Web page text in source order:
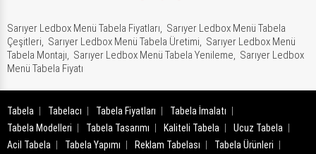
Sarıyer Ledbox Menü Tabela Fiyatları, Sarıyer Ledbox Menü Tabela
Çeşitleri, Sarıyer Ledbox Menü Tabela Üretimi, Sarıyer Ledbox Menü
Tabela Montajı, Sarıyer Ledbox Menü Tabela Yenileme, Sarıyer Ledbox
Menü Tabela Fiyatı
Tabela Tabelacı Tabela Fiyatları
Tabela İmalatı
Tabela Modelleri
Tabela Tasarımı Kaliteli Tabela
Ucuz Tabela
Acil Tabela
Tabela Yapımı Reklam Tabelası
Tabela Ürünleri